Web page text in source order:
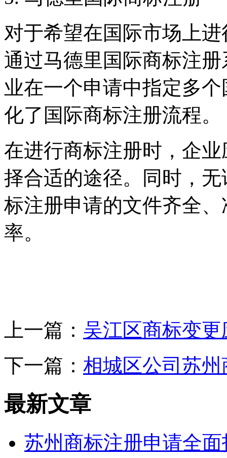
对于希望在国际市场上
通过马德里国际商标注
业在一个申请中指定多
化了国际商标注册流程。
在进行商标注册时，企
择合适的途径。同时，
标注册申请的文件齐全
率。
上一篇： 吴江区商标变
下一篇： 相城区公司苏
最新文章
苏州商标注册申请全面